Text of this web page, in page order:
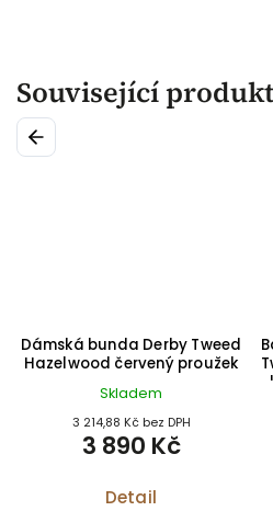
Související
Previous
Dámská bunda Derby Tweed
Hazelwood červený proužek
Skladem
3 214,88 Kč bez DPH
3 890 Kč
Detail